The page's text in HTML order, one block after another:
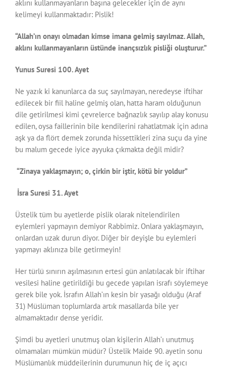
aklını kullanmayanların başına gelecekler için de aynı
kelimeyi kullanmaktadır: Pislik!
“Allah’ın onayı olmadan kimse imana gelmiş sayılmaz. Allah,
aklını kullanmayanların üstünde inançsızlık pisliği oluşturur.”
Yunus Suresi 100. Ayet
Ne yazık ki kanunlarca da suç sayılmayan, neredeyse iftihar
edilecek bir fiil haline gelmiş olan, hatta haram olduğunun
dile getirilmesi kimi çevrelerce bağnazlık sayılıp alay konusu
edilen, oysa faillerinin bile kendilerini rahatlatmak için adına
aşk ya da flört demek zorunda hissettikleri zina suçu da yine
bu malum gecede iyice ayyuka çıkmakta değil midir?
“Zinaya yaklaşmayın; o, çirkin bir iştir, kötü bir yoldur”
İsra Suresi 31. Ayet
Üstelik tüm bu ayetlerde pislik olarak nitelendirilen
eylemleri yapmayın demiyor Rabbimiz. Onlara yaklaşmayın,
onlardan uzak durun diyor. Diğer bir deyişle bu eylemleri
yapmayı aklınıza bile getirmeyin!
Her türlü sınırın aşılmasının ertesi gün anlatılacak bir iftihar
vesilesi haline getirildiği bu gecede yapılan israfı söylemeye
gerek bile yok. İsrafın Allah’ın kesin bir yasağı olduğu (Araf
31) Müslüman toplumlarda artık masallarda bile yer
almamaktadır dense yeridir.
Şimdi bu ayetleri unutmuş olan kişilerin Allah’ı unutmuş
olmamaları mümkün müdür? Üstelik Maide 90. ayetin sonu
Müslümanlık müddeilerinin durumunun hiç de iç açıcı